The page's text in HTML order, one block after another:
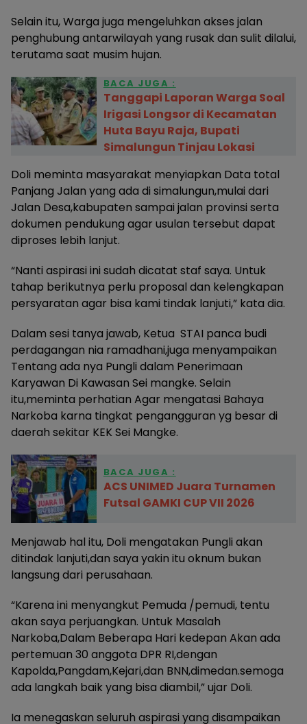
Selain itu, Warga juga mengeluhkan akses jalan
penghubung antarwilayah yang rusak dan sulit dilalui,
terutama saat musim hujan.
BACA JUGA :
Tanggapi Laporan Warga Soal
Irigasi Longsor di Kecamatan
Huta Bayu Raja, Bupati
Simalungun Tinjau Lokasi
Doli meminta masyarakat menyiapkan Data total
Panjang Jalan yang ada di simalungun,mulai dari
Jalan Desa,kabupaten sampai jalan provinsi serta
dokumen pendukung agar usulan tersebut dapat
diproses lebih lanjut.
“Nanti aspirasi ini sudah dicatat staf saya. Untuk
tahap berikutnya perlu proposal dan kelengkapan
persyaratan agar bisa kami tindak lanjuti,” kata dia.
Dalam sesi tanya jawab, Ketua STAI panca budi
perdagangan nia ramadhani,juga menyampaikan
Tentang ada nya Pungli dalam Penerimaan
Karyawan Di Kawasan Sei mangke. Selain
itu,meminta perhatian Agar mengatasi Bahaya
Narkoba karna tingkat pengangguran yg besar di
daerah sekitar KEK Sei Mangke.
BACA JUGA :
ACS UNIMED Juara Turnamen
Futsal GAMKI CUP VII 2026
Menjawab hal itu, Doli mengatakan Pungli akan
ditindak lanjuti,dan saya yakin itu oknum bukan
langsung dari perusahaan.
“Karena ini menyangkut Pemuda /pemudi, tentu
akan saya perjuangkan. Untuk Masalah
Narkoba,Dalam Beberapa Hari kedepan Akan ada
pertemuan 30 anggota DPR RI,dengan
Kapolda,Pangdam,Kejari,dan BNN,dimedan.semoga
ada langkah baik yang bisa diambil,” ujar Doli.
Ia menegaskan seluruh aspirasi yang disampaikan